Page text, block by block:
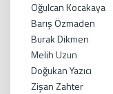
Oğulcan Kocakaya
Barış Özmaden
Burak Dikmen
Melih Uzun
Doğukan Yazıcı
Zişan Zahter